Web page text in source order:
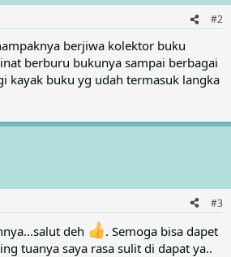
#2
berjiwa kolektor buku
berburu bukunya sampai berbagai
kayak buku yg udah termasuk langka
#3
deh
. Semoga bisa dapet
tuanya saya rasa sulit di dapat ya..